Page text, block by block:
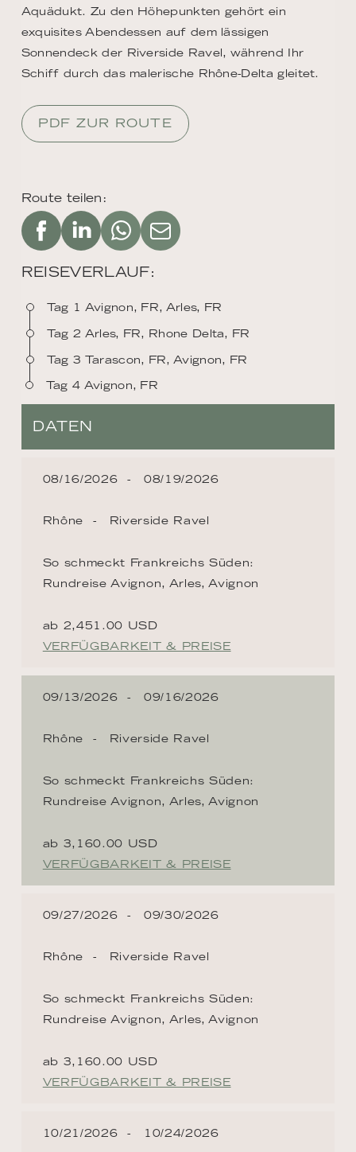
Route teilen:
REISEVERLAUF:
Tag 1 Avignon, FR, Arles, FR
Tag 2 Arles, FR, Rhone Delta, FR
Tag 3 Tarascon, FR, Avignon, FR
Tag 4 Avignon, FR
Aquädukt. Zu den Höhepunkten gehört ein
exquisites Abendessen auf dem lässigen
Sonnendeck der Riverside Ravel, während Ihr
Schiff durch das malerische Rhône-Delta gleitet.
PDF ZUR ROUTE
DATEN
08/16/2026 08/19/2026
Rhône Riverside Ravel
So schmeckt Frankreichs Süden:
Rundreise Avignon, Arles, Avignon
ab 2,451.00 USD
VERFÜGBARKEIT & PREISE
09/13/2026 09/16/2026
Rhône Riverside Ravel
So schmeckt Frankreichs Süden:
Rundreise Avignon, Arles, Avignon
ab 3,160.00 USD
VERFÜGBARKEIT & PREISE
09/27/2026 09/30/2026
Rhône Riverside Ravel
So schmeckt Frankreichs Süden:
Rundreise Avignon, Arles, Avignon
ab 3,160.00 USD
VERFÜGBARKEIT & PREISE
10/21/2026 10/24/2026